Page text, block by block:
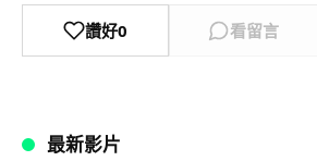
讚好0 看留言
最新影片